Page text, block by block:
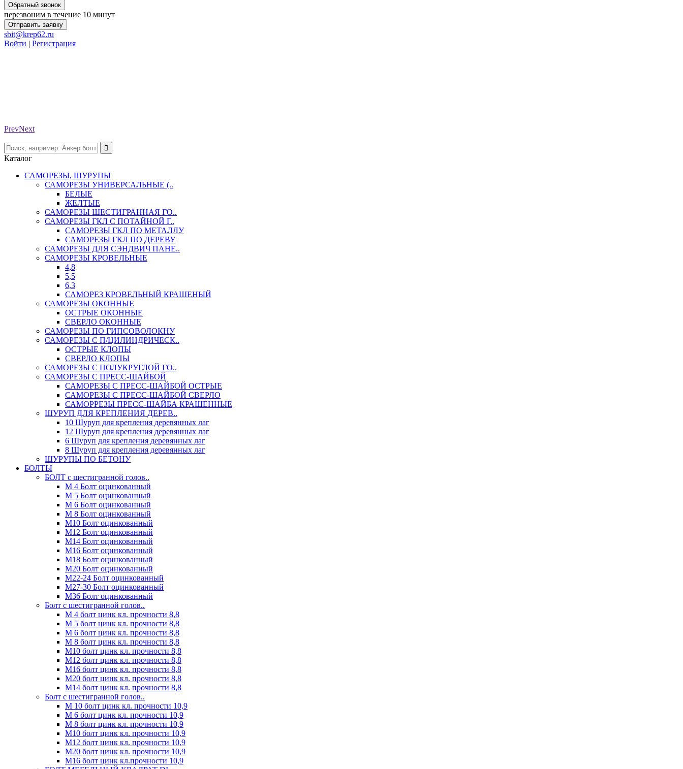
Обратный звонок
перезвоним в течение 10 минут
Отправить заявку
sbit@krep62.ru
Войти | Регистрация
PrevNext
Каталог
САМОРЕЗЫ, ШУРУПЫ
САМОРЕЗЫ УНИВЕРСАЛЬНЫЕ (..
БЕЛЫЕ
ЖЕЛТЫЕ
САМОРЕЗЫ ШЕСТИГРАННАЯ ГО..
САМОРЕЗЫ ГКЛ С ПОТАЙНОЙ Г..
САМОРЕЗЫ ГКЛ ПО МЕТАЛЛУ
САМОРЕЗЫ ГКЛ ПО ДЕРЕВУ
САМОРЕЗЫ ДЛЯ СЭНДВИЧ ПАНЕ..
САМОРЕЗЫ КРОВЕЛЬНЫЕ
4,8
5,5
6,3
САМОРЕЗ КРОВЕЛЬНЫЙ КРАШЕНЫЙ
САМОРЕЗЫ ОКОННЫЕ
ОСТРЫЕ ОКОННЫЕ
СВЕРЛО ОКОННЫЕ
САМОРЕЗЫ ПО ГИПСОВОЛОКНУ
САМОРЕЗЫ С П/ЦИЛИНДРИЧЕСК..
ОСТРЫЕ КЛОПЫ
СВЕРЛО КЛОПЫ
САМОРЕЗЫ С ПОЛУКРУГЛОЙ ГО..
САМОРЕЗЫ С ПРЕСС-ШАЙБОЙ
САМОРЕЗЫ С ПРЕСС-ШАЙБОЙ ОСТРЫЕ
САМОРЕЗЫ С ПРЕСС-ШАЙБОЙ СВЕРЛО
САМОРРЕЗЫ ПРЕСС-ШАЙБА КРАШЕННЫЕ
ШУРУП ДЛЯ КРЕПЛЕНИЯ ДЕРЕВ..
10 Шуруп для крепления деревянных лаг
12 Шуруп для крепления деревянных лаг
6 Шуруп для крепления деревянных лаг
8 Шуруп для крепления деревянных лаг
ШУРУПЫ ПО БЕТОНУ
БОЛТЫ
БОЛТ с шестигранной голов..
М 4 Болт оцинкованный
М 5 Болт оцинкованный
М 6 Болт оцинкованный
М 8 Болт оцинкованный
М10 Болт оцинкованный
М12 Болт оцинкованный
М14 Болт оцинкованный
М16 Болт оцинкованный
М18 Болт оцинкованный
М20 Болт оцинкованный
М22-24 Болт оцинкованный
М27-30 Болт оцинкованный
М36 Болт оцинкованный
Болт с шестигранной голов..
М 4 болт цинк кл. прочности 8,8
М 5 болт цинк кл. прочности 8,8
М 6 болт цинк кл. прочности 8,8
М 8 болт цинк кл. прочности 8,8
М10 болт цинк кл. прочности 8,8
М12 болт цинк кл. прочности 8,8
М16 болт цинк кл. прочности 8,8
М20 болт цинк кл. прочности 8,8
М14 болт цинк кл. прочности 8,8
Болт с шестигранной голов..
М 10 болт цинк кл. прочности 10,9
М 6 болт цинк кл. прочности 10,9
М 8 болт цинк кл. прочности 10,9
М10 болт цинк кл. прочности 10,9
М12 болт цинк кл. прочности 10,9
М20 болт цинк кл. прочности 10,9
М16 болт цинк кл.прочности 10,9